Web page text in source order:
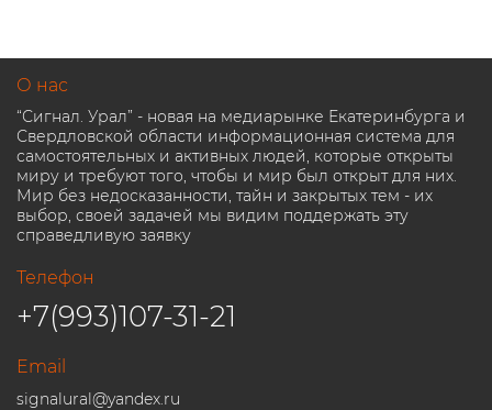
О нас
“Сигнал. Урал” - новая на медиарынке Екатеринбурга и
Свердловской области информационная система для
самостоятельных и активных людей, которые открыты
миру и требуют того, чтобы и мир был открыт для них.
Мир без недосказанности, тайн и закрытых тем - их
выбор, своей задачей мы видим поддержать эту
справедливую заявку
Телефон
+7(993)107-31-21
Email
signalural@yandex.ru